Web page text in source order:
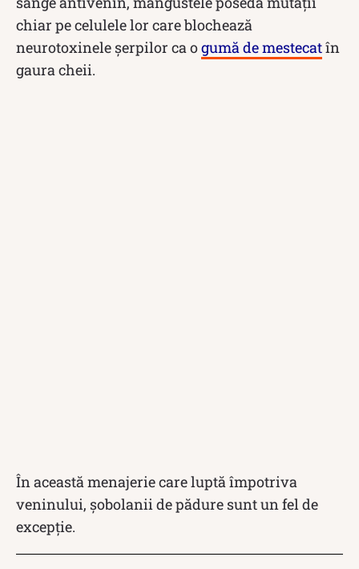
chiar pe celulele lor care blochează
neurotoxinele șerpilor ca ogumă de mestecatîn
gaura cheii.
În această menajerie care luptă împotriva
veninului, șobolanii de pădure sunt un fel de
excepție.